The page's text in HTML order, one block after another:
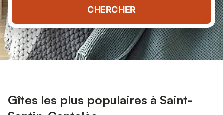
CHERCHER
Gîtes les plus populaires à Saint-